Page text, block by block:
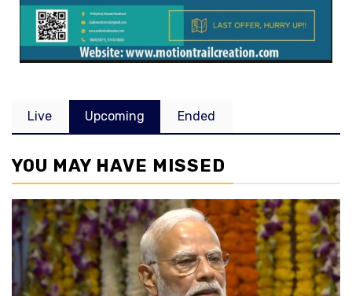
Live Upcoming Ended
YOU MAY HAVE MISSED